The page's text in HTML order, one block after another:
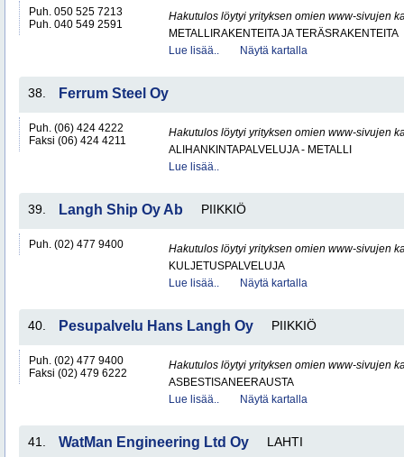
Puh. 050 525 7213
Puh. 040 549 2591
Hakutulos löytyi yrityksen omien www-sivujen
METALLIRAKENTEITA JA TERÄSRAKENTEITA
Lue lisää..
Näytä kartalla
38. Ferrum Steel Oy
Puh. (06) 424 4222
Faksi (06) 424 4211
Hakutulos löytyi yrityksen omien www-sivujen
ALIHANKINTAPALVELUJA - METALLI
Lue lisää..
39. Langh Ship Oy Ab PIIKKIÖ
Puh. (02) 477 9400
Hakutulos löytyi yrityksen omien www-sivujen
KULJETUSPALVELUJA
Lue lisää..
Näytä kartalla
40. Pesupalvelu Hans Langh Oy PIIKKIÖ
Puh. (02) 477 9400
Faksi (02) 479 6222
Hakutulos löytyi yrityksen omien www-sivujen
ASBESTISANEERAUSTA
Lue lisää..
Näytä kartalla
41. WatMan Engineering Ltd Oy LAHTI